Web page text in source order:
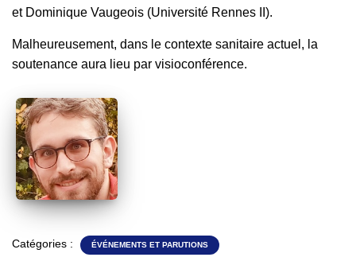
et Dominique Vaugeois (Université Rennes II).
Malheureusement, dans le contexte sanitaire actuel, la
soutenance aura lieu par visioconférence.
Catégories : ÉVÉNEMENTS ET PARUTIONS